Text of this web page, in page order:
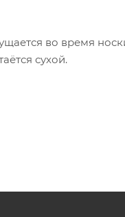
во время
сухой.